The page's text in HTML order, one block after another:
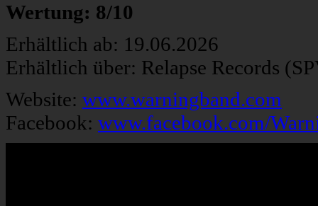
Wertung: 8/10
Erhältlich ab: 19.06.2026
Erhältlich über: Relapse Records
Website: www.warningband.com
Facebook: www.facebook.com/